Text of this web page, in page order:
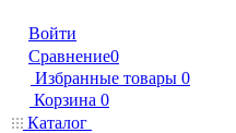
Войти
Сравнение0
Избранные товары 0
Корзина 0
Каталог